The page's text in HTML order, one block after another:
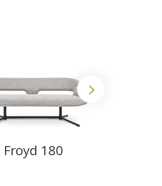
Froyd 180